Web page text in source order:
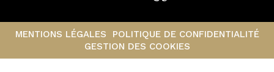
MENTIONS LÉGALES
POLITIQUE DE CONFIDENTIALITÉ
GESTION DES COOKIES